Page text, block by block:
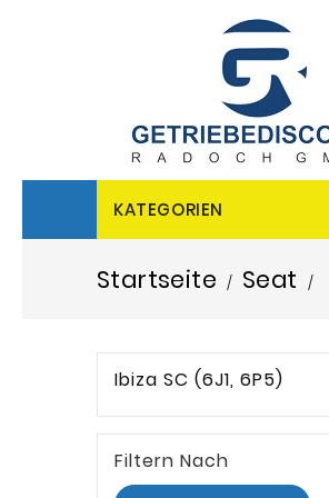
KATEGORIEN
Startseite Seat
Ibiza SC (6J1, 6P5)
Filtern Nach